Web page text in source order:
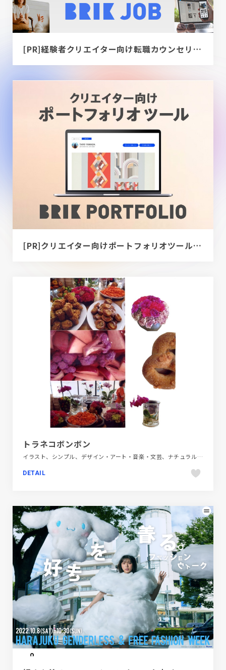
[PR]経験者クリエイター向け転職カウンセリング｜デザイナー / ディレクター / エンジニア
[PR]クリエイター向けポートフォリオツール｜BRIK PORTFOLIO
トラネコボンボン
イラスト、シンプル、デザイン・アート・音楽・文芸、ナチュラル、ホワイト系、大きめ写真、手書き・ハンドメイド、施設・店舗サイト、飲食店・グルメ・ウェディング
DETAIL